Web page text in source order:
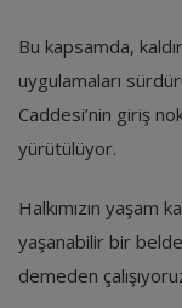
Bu kapsamda,
uygulamaları
Caddesi’nin giriş
yürütülüyor.
Halkımızın yaşam
yaşanabilir bir
demeden